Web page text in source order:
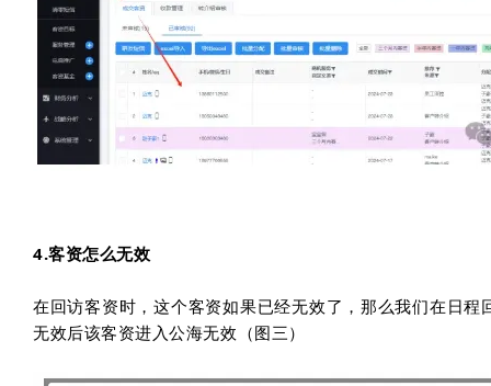
4.客资怎么无效
在回访客资时，这个客资如果已经无效了，那么我们在日
无效后该客资进入公海无效（图三）